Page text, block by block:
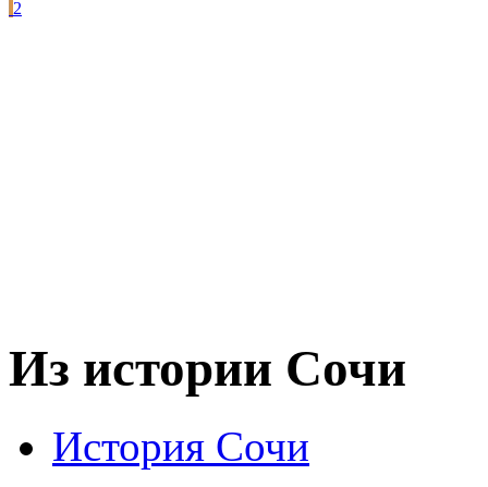
2
Из истории Сочи
История Сочи